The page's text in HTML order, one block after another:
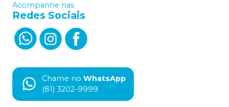
Acompanhe nas
Redes Sociais
Chame no WhatsApp
(81) 3202-9999